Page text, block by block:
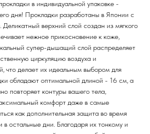
в индивидуальной упаковке -
дня! Прокладки разработаны в Японии с
верхний слой создан из мягкого
нежное прикосновение к коже,
супер-дышащий слой распределяет
циркуляцию воздуха и
что делает их идеальным выбором для
обладают оптимальной длиной - 16 см, а
повторяет контуры вашего тела,
комфорт даже в самые
как дополнительная защита во время
остальные дни. Благодаря их тонкому и